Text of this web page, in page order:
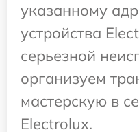
указанному
устройства
серьезной
организуем
мастерскую в
Electrolux.